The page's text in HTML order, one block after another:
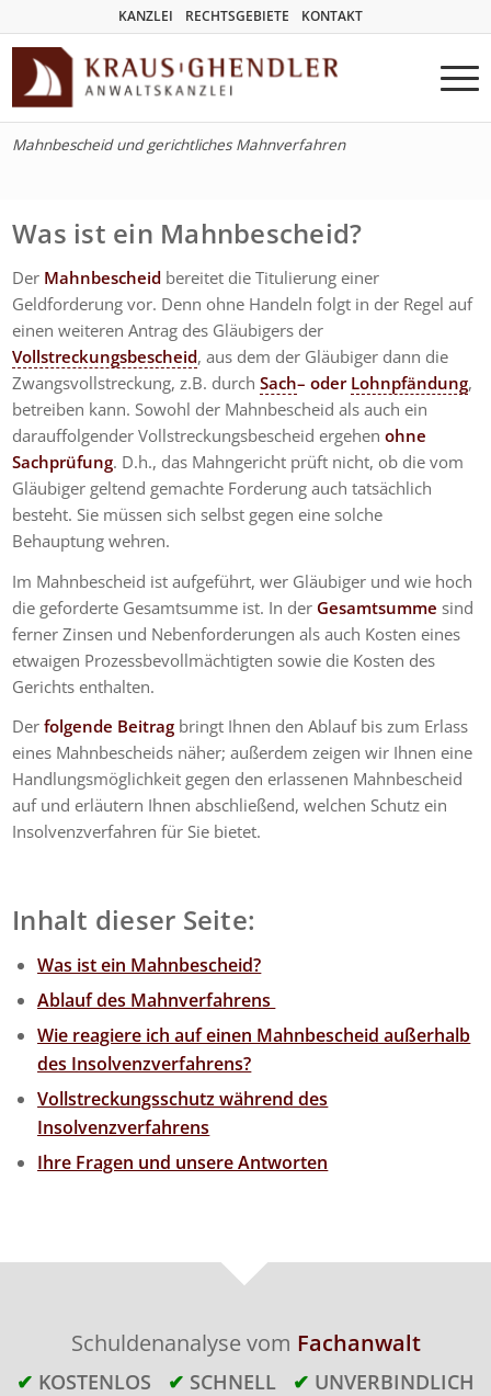
KANZLEI RECHTSGEBIETE KONTAKT
Mahnbescheid und gerichtliches Mahnverfahren
Was ist ein Mahnbescheid?
Der Mahnbescheid bereitet die Titulierung einer
Geldforderung vor. Denn ohne Handeln folgt in der Regel auf
einen weiteren Antrag des Gläubigers der
Vollstreckungsbescheid, aus dem der Gläubiger dann die
Zwangsvollstreckung, z.B. durchSach– oder Lohnpfändung,
betreiben kann. Sowohl der Mahnbescheid als auch ein
darauffolgender Vollstreckungsbescheid ergehenohne
Sachprüfung. D.h., das Mahngericht prüft nicht, ob die vom
Gläubiger geltend gemachte Forderung auch tatsächlich
besteht. Sie müssen sich selbst gegen eine solche
Behauptung wehren.
Im Mahnbescheid ist aufgeführt, wer Gläubiger und wie hoch
die geforderte Gesamtsumme ist. In der Gesamtsumme sind
ferner Zinsen und Nebenforderungen als auch Kosten eines
etwaigen Prozessbevollmächtigten sowie die Kosten des
Gerichts enthalten.
Derfolgende Beitrag bringt Ihnen den Ablauf bis zum Erlass
eines Mahnbescheids näher; außerdem zeigen wir Ihnen eine
Handlungsmöglichkeit gegen den erlassenen Mahnbescheid
auf und erläutern Ihnen abschließend, welchen Schutz ein
Insolvenzverfahren für Sie bietet.
Inhalt dieser Seite:
Was ist ein Mahnbescheid?
Ablauf des Mahnverfahrens
Wie reagiere ich auf einen Mahnbescheid außerhalb
des Insolvenzverfahrens?
Vollstreckungsschutz während des
Insolvenzverfahrens
Ihre Fragen und unsere Antworten
Schuldenanalyse vom Fachanwalt
✔ KOSTENLOS ✔ SCHNELL ✔ UNVERBINDLICH